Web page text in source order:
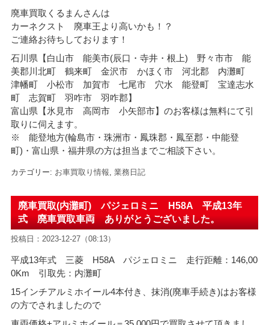
廃車買取くるまんさんは
カーネクスト 廃車王より高いかも！？
ご連絡お待ちしております！
石川県【白山市 能美市(辰口・寺井・根上) 野々市市 能
美郡川北町 鶴来町 金沢市 かほく市 河北郡 内灘町
津幡町 小松市 加賀市 七尾市 穴水 能登町 宝達志水
町 志賀町 羽咋市 羽咋郡】
富山県【氷見市 高岡市 小矢部市】のお客様は無料にて引
取りに伺えます。
※ 能登地方(輪島市・珠洲市・ 鳳珠郡・鳳至郡・中能登
町)・富山県・福井県の方は担当までご相談下さい。
カテゴリー: お車買取り情報, 業務日記
廃車買取(内灘町) パジェロミニ H58A 平成13年
式 廃車買取車両 ありがとうございました。
投稿日：2023-12-27（08:13）
平成13年式 三菱 H58A パジェロミニ 走行距離：146,00
0Km 引取先：内灘町
15インチアルミホイール4本付き、抹消(廃車手続き)はお客様
の方でされましたので